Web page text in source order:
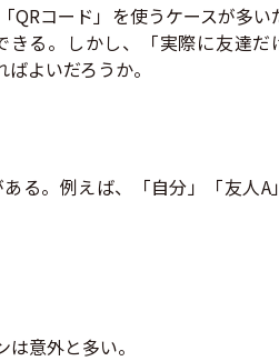
QRコード」を使うケースが多い
る。しかし、「実際に友達だ
よいだろうか。
る。例えば、「自分」「友人A」
意外と多い。